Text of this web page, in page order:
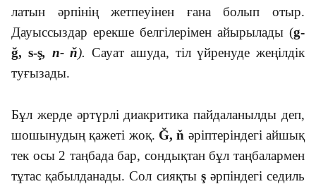
латын әрпінің жетпеуінен ғана болып отыр.
Дауыссыздар ерекше белгілерімен айырылады (g-
ğ, s-ş, n- ň). Сауат ашуда, тіл үйренуде жеңілдік
туғызады.
Бұл жерде әртүрлі диакритика пайдаланылды деп,
шошынудың қажеті жоқ. Ğ, ň әріптеріндегі айшық
тек осы 2 таңбада бар, сондықтан бұл таңбалармен
тұтас қабылданады. Сол сияқтыş әрпіндегі седиль